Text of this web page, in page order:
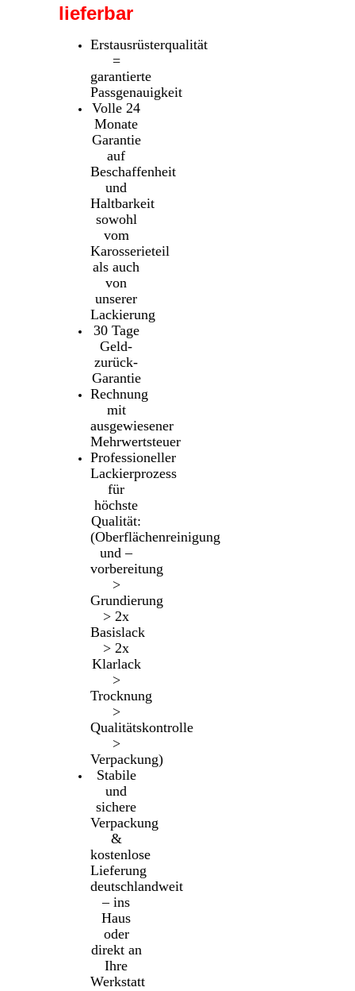
lieferbar
Erstausrüsterqualität
=
garantierte
Passgenauigkeit
Volle 24
Monate
Garantie
auf
Beschaffenheit
und
Haltbarkeit
sowohl
vom
Karosserieteil
als auch
von
unserer
Lackierung
30 Tage
Geld-
zurück-
Garantie
Rechnung
mit
ausgewiesener
Mehrwertsteuer
Professioneller
Lackierprozess
für
höchste
Qualität:
(Oberflächenreinigung
und –
vorbereitung
>
Grundierung
> 2x
Basislack
> 2x
Klarlack
>
Trocknung
>
Qualitätskontrolle
>
Verpackung)
Stabile
und
sichere
Verpackung
&
kostenlose
Lieferung
deutschlandweit
– ins
Haus
oder
direkt an
Ihre
Werkstatt